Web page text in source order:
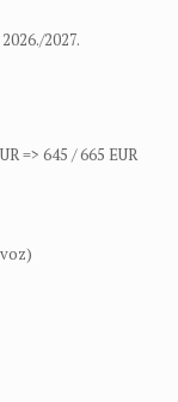
2027.
=> 645 / 665 EUR